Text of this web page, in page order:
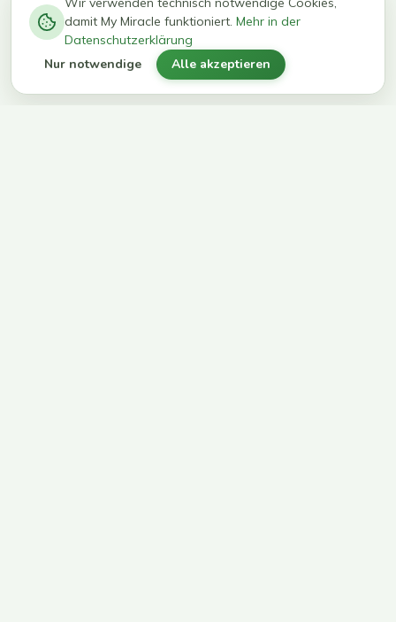
kg in 12
Wochen
erreichen
ihr Ziel
damit My Miracle funktioniert. Mehr in der
Datenschutzerklärung
Nur notwendige Alle akzeptieren